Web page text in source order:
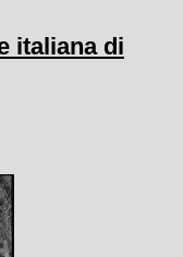
italiana di